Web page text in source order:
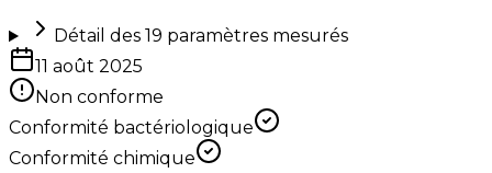
Détail des 19 paramètres mesurés
11 août 2025
Non conforme
Conformité bactériologique
Conformité chimique